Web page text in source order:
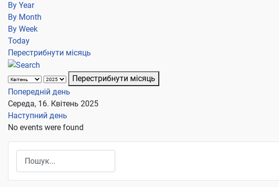
By Year
By Month
By Week
Today
Перестрибнути місяць
Перестрибнути місяць
Попередній день
Середа, 16. Квітень 2025
Наступний день
No events were found